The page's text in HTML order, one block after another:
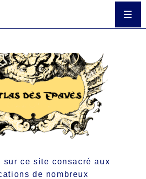
sur ce site consacré aux
de nombreux